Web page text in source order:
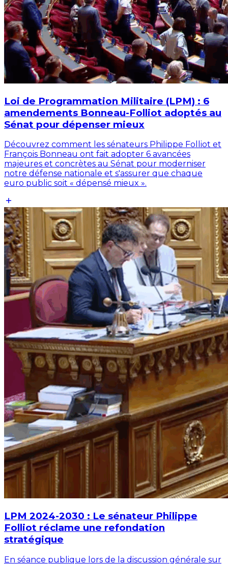
Loi de Programmation Militaire (LPM) : 6
amendements Bonneau-Folliot adoptés au
Sénat pour dépenser mieux
Découvrez comment les sénateurs Philippe Folliot et
François Bonneau ont fait adopter 6 avancées
majeures et concrètes au Sénat pour moderniser
notre défense nationale et s'assurer que chaque
euro public soit « dépensé mieux ».
LPM 2024-2030 : Le sénateur Philippe
Folliot réclame une refondation
stratégique
En séance publique lors de la discussion générale sur